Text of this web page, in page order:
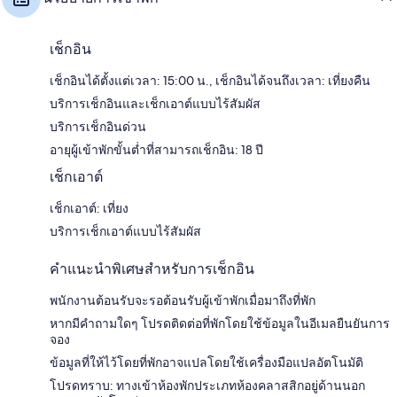
เช็กอิน
เช็กอินได้ตั้งแต่เวลา: 15:00 น., เช็กอินได้จนถึงเวลา: เที่ยงคืน
บริการเช็กอินและเช็กเอาต์แบบไร้สัมผัส
บริการเช็กอินด่วน
อายุผู้เข้าพักขั้นต่ำที่สามารถเช็กอิน: 18 ปี
เช็กเอาต์
เช็กเอาต์: เที่ยง
บริการเช็กเอาต์แบบไร้สัมผัส
คำแนะนำพิเศษสำหรับการเช็กอิน
พนักงานต้อนรับจะรอต้อนรับผู้เข้าพักเมื่อมาถึงที่พัก
หากมีคำถามใดๆ โปรดติดต่อที่พักโดยใช้ข้อมูลในอีเมลยืนยันการ
จอง
ข้อมูลที่ให้ไว้โดยที่พักอาจแปลโดยใช้เครื่องมือแปลอัตโนมัติ
โปรดทราบ: ทางเข้าห้องพักประเภทห้องคลาสสิกอยู่ด้านนอก